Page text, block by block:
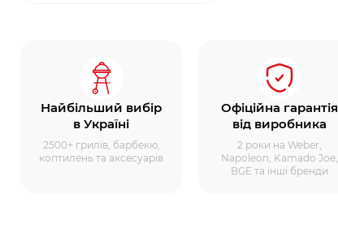
Найбільший вибір
в Україні
2500+ грилів, барбекю,
коптилень та аксесуарів
Офіційна гарантія
від виробника
2 роки на Weber,
Napoleon, Kamado Joe,
BGE та інші бренди